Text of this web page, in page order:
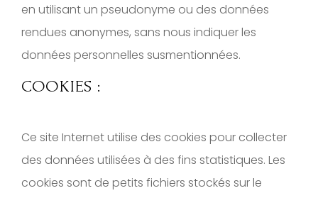
en utilisant un pseudonyme ou des données
rendues anonymes, sans nous indiquer les
données personnelles susmentionnées.
COOKIES :
Ce site Internet utilise des cookies pour collecter
des données utilisées à des fins statistiques. Les
cookies sont de petits fichiers stockés sur le